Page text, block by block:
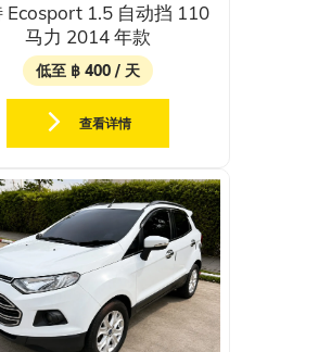
Ecosport 1.5 自动挡 110
马力 2014 年款
低至 ฿ 400 / 天
查看详情